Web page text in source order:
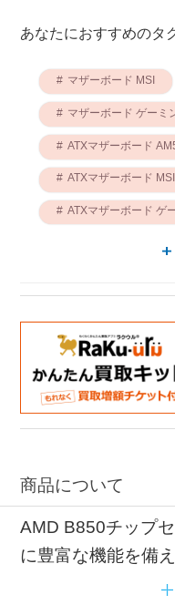
あなたにおすすめのタ
マザーボード MSI
マザーボード ゲーミ
ATXマザーボード
ATXマザーボード MSI
ATXマザーボード ゲ
商品について
AMD B850チップ
に豊富な機能を備